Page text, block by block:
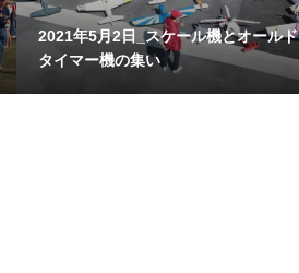
2021年5月2日_スケール機とオールド
タイマー機の集い